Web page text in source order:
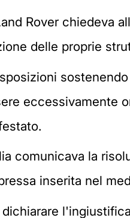
Rover chiedeva
delle proprie
eccessivamente
comunicava la
inserita nel